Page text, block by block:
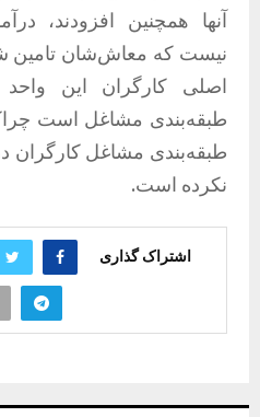
آنها همچنین افزودند،
نیست که معاش‌شان تامین
اصلی کارگران این واحد
طبقه‌بندی مشاغل است
طبقه‌بندی مشاغل کارگران
نکرده است.
اشتراک گذاری